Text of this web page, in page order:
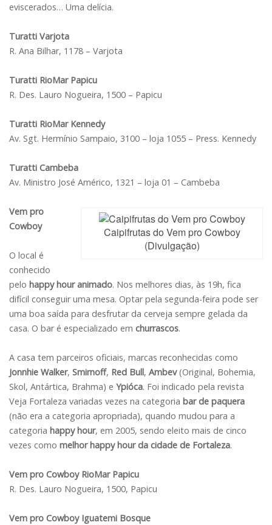
eviscerados… Uma delícia.
Turatti Varjota
R. Ana Bilhar, 1178 – Varjota
Turatti RioMar Papicu
R. Des. Lauro Nogueira, 1500 – Papicu
Turatti RioMar Kennedy
Av. Sgt. Hermínio Sampaio, 3100 – loja 1055 – Press. Kennedy
Turatti Cambeba
Av. Ministro José Américo, 1321 – loja 01 – Cambeba
Caipifrutas do Vem pro Cowboy
(Divulgação)
Vem pro
Cowboy
O local é
conhecido
pelo happy hour animado. Nos melhores dias, às 19h, fica
difícil conseguir uma mesa. Optar pela segunda-feira pode ser
uma boa saída para desfrutar da cerveja sempre gelada da
casa. O bar é especializado em churrascos.
A casa tem parceiros oficiais, marcas reconhecidas como
Jonnhie Walker, Smirnoff, Red Bull, Ambev(Original, Bohemia,
Skol, Antártica, Brahma) e Ypióca. Foi indicado pela revista
Veja Fortaleza variadas vezes na categoria bar de paquera
(não era a categoria apropriada), quando mudou para a
categoria happy hour, em 2005, sendo eleito mais de cinco
vezes como melhor happy hour da cidade de Fortaleza.
Vem pro Cowboy RioMar Papicu
R. Des. Lauro Nogueira, 1500, Papicu
Vem pro Cowboy Iguatemi Bosque